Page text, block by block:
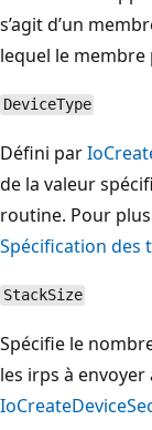
s’agit d’un
lequel le
DeviceType
Défini par
de la valeur
routine. Pour
Spécification des
StackSize
Spécifie le
les irps à envoyer